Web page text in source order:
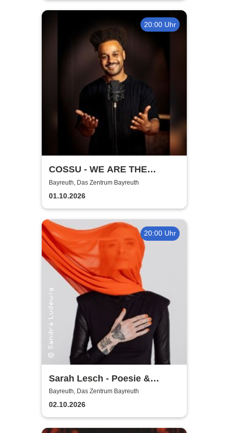
20:00 Uhr
COSSU - WE ARE THE
GERMANS - Stand-Up
Comedy
Bayreuth, Das Zentrum Bayreuth
01.10.2026
20:00 Uhr
Sarah Lesch - Poesie &
Widerstand Tour
Bayreuth, Das Zentrum Bayreuth
02.10.2026